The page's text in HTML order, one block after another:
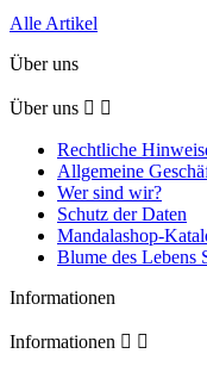
Alle Artikel
Über uns
Über uns  
Rechtliche
Allgemeine
Wer sind wir?
Schutz der Daten
Mandalashop-
Blume des Lebens
Informationen
Informationen  